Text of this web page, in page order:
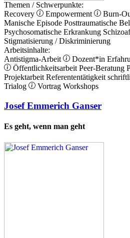
Themen / Schwerpunkte:
Recovery
Empowerment Burn-
Manische Episode Posttraumatische
Psychosomatische Erkrankung
Stigmatisierung / Diskriminierung
Arbeitsinhalte:
Antistigma-Arbeit
Dozent*in
Öffentlichkeitsarbeit Peer-Beratung
Projektarbeit Referententätigkeit
Trialog
Vortrag Workshops
Josef Emmerich Ganser
Es geht, wenn man geht